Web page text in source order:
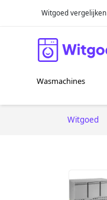
Witgoed vergelijken
Wasmachines
Witgoed